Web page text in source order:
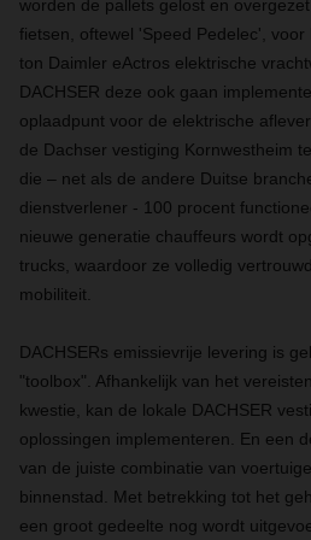
worden de pallets gelost en
fietsen, oftewel 'Speed Pedelec',
ton Daimler eActros elektrische
DACHSER deze ook gaan
oplaadpunt voor de elektrische
de Dachser vestiging Kornwestheim
die – net als de andere Duitse
dienstverlener - 100 procent
nieuwe generatie chauffeurs wordt
trucks, waardoor ze volledig
mobiliteit.
DACHSERs emissievrije levering is
"toolbox". Afhankelijk van het
kwestie, kan de lokale DACHSER
oplossingen implementeren. En een
van de juiste combinatie van
binnenstad. Met betrekking tot het
een groot gedeelte nog wordt